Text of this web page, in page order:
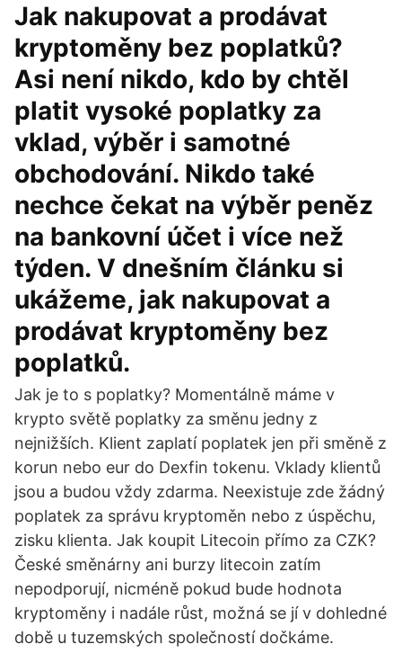
Jak nakupovat a prodávat
kryptoměny bez poplatků?
Asi není nikdo, kdo by chtěl
platit vysoké poplatky za
vklad, výběr i samotné
obchodování. Nikdo také
nechce čekat na výběr peněz
na bankovní účet i více než
týden. V dnešním článku si
ukážeme, jak nakupovat a
prodávat kryptoměny bez
poplatků.
Jak je to s poplatky? Momentálně máme v
krypto světě poplatky za směnu jedny z
nejnižších. Klient zaplatí poplatek jen při směně z
korun nebo eur do Dexfin tokenu. Vklady klientů
jsou a budou vždy zdarma. Neexistuje zde žádný
poplatek za správu kryptoměn nebo z úspěchu,
zisku klienta. Jak koupit Litecoin přímo za CZK?
České směnárny ani burzy litecoin zatím
nepodporují, nicméně pokud bude hodnota
kryptoměny i nadále růst, možná se jí v dohledné
době u tuzemských společností dočkáme.